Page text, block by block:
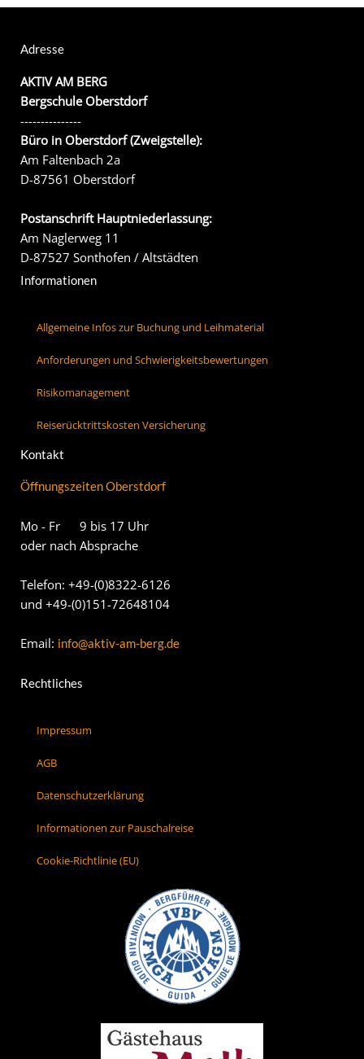
Adresse
AKTIV AM BERG
Bergschule Oberstdorf
---------------
Büro in Oberstdorf (Zweigstelle):
Am Faltenbach 2a
D-87561 Oberstdorf
Postanschrift Hauptniederlassung:
Am Naglerweg 11
D-87527 Sonthofen / Altstädten
Informationen
Allgemeine Infos zur Buchung und Leihmaterial
Anforderungen und Schwierigkeitsbewertungen
Risikomanagement
Reiserücktrittskosten Versicherung
Kontakt
Öffnungszeiten Oberstdorf
Mo - Fr 9 bis 17 Uhr
oder nach Absprache
Telefon: +49-(0)8322-6126
und +49-(0)151-72648104
Email: info@aktiv-am-berg.de
Rechtliches
Impressum
AGB
Datenschutzerklärung
Informationen zur Pauschalreise
Cookie-Richtlinie (EU)